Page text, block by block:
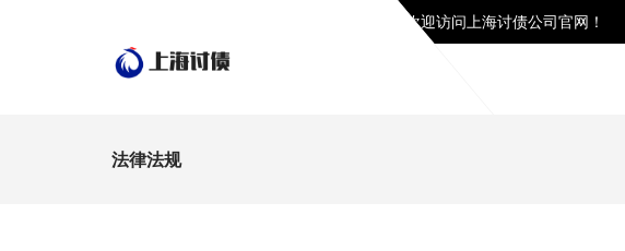
欢迎访问上海讨债公司官网！
法律法规